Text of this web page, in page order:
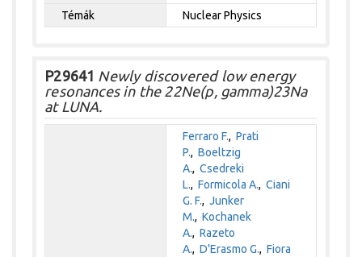
Témák
Nuclear Physics
P29641 Newly discovered low energy
resonances in the 22Ne(p, gamma)23Na
at LUNA.
Ferraro F.,Prati
P.,Boeltzig
A.,Csedreki
L.,Formicola A.,Ciani
G. F.,Junker
M.,Kochanek
A.,Razeto
A.,D'Erasmo G.,Fiora